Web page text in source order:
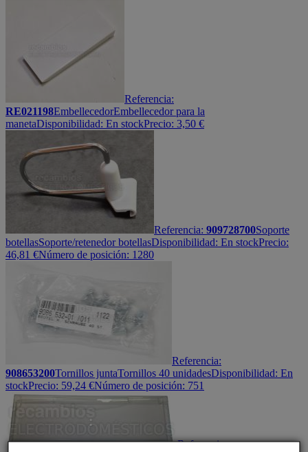
Referencia:
RE021198EmbellecedorEmbellecedor para la
manetaDisponibilidad: En stockPrecio: 3,50 €
Referencia: 909728700Soporte
botellasSoporte/retenedor botellasDisponibilidad: En stockPrecio:
46,81 €Número de posición: 1280
Referencia:
908653200Tornillos juntaTornillos 40 unidadesDisponibilidad: En
stockPrecio: 59,24 €Número de posición: 751
Referencia: